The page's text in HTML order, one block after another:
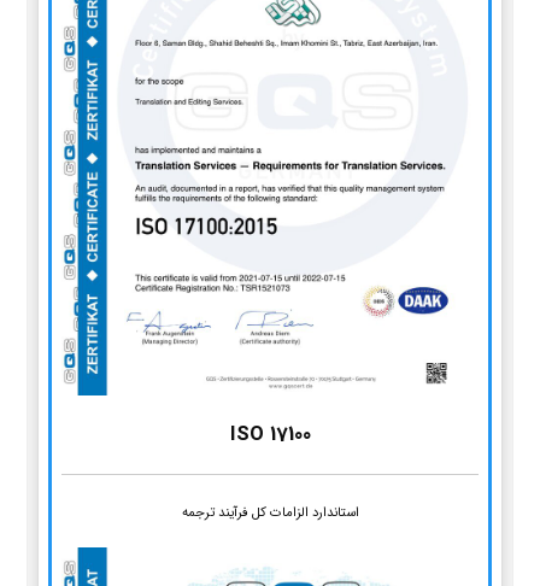
ISO 17100
استاندارد الزامات کل فرآیند ترجمه